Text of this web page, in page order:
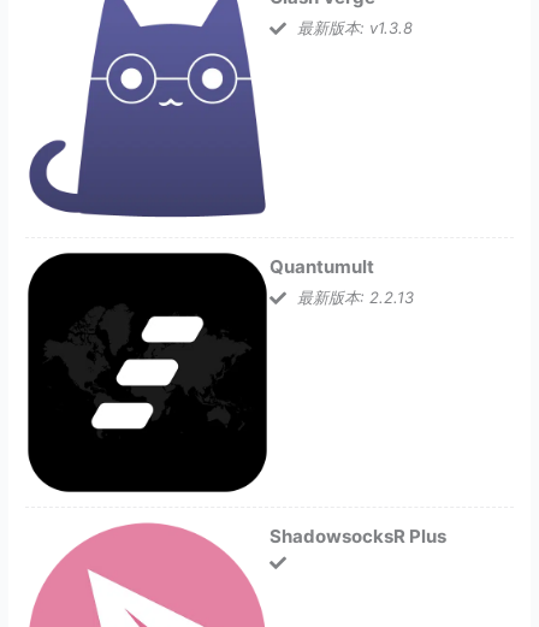
最新版本: v1.3.8
Quantumult
最新版本: 2.2.13
ShadowsocksR Plus